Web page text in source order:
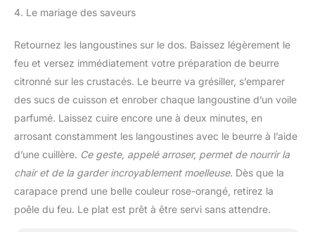
4. Le mariage des saveurs
Retournez les langoustines sur le dos. Baissez légèrement le
feu et versez immédiatement votre préparation de beurre
citronné sur les crustacés. Le beurre va grésiller, s’emparer
des sucs de cuisson et enrober chaque langoustine d’un voile
parfumé. Laissez cuire encore une à deux minutes, en
arrosant constamment les langoustines avec le beurre à l’aide
d’une cuillère. Ce geste, appelé arroser, permet de nourrir la
chair et de la garder incroyablement moelleuse. Dès que la
carapace prend une belle couleur rose-orangé, retirez la
poêle du feu. Le plat est prêt à être servi sans attendre.